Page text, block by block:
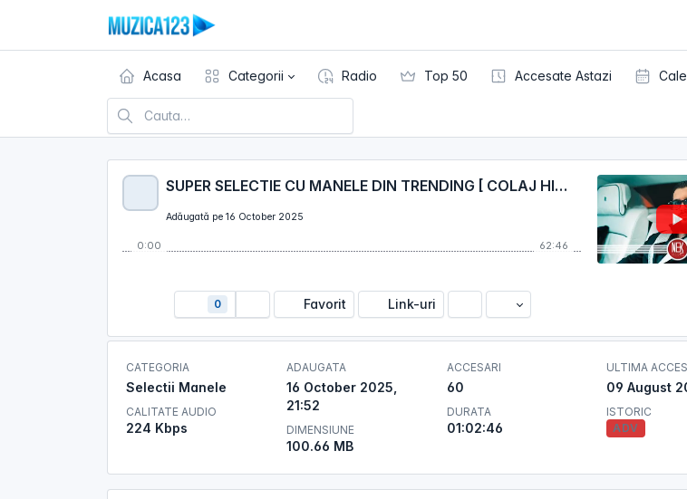
Acasa Categorii Radio Top 50 Accesate Astazi
SUPER SELECTIE CU MANELE DIN TRENDING [ COLAJ HITURI MANELE ] [ OCTOMBRIE 2025 ]
Adăugată pe 16 October 2025
0:00 62:46
0 Favorit Link-uri
CATEGORIA
Selectii Manele
CALITATE AUDIO
224 Kbps
ADAUGATA
16 October 2025,
21:52
DIMENSIUNE
100.66 MB
ACCESARI
60
DURATA
01:02:46
ULTIMA
09 August
ISTORIC
ADV